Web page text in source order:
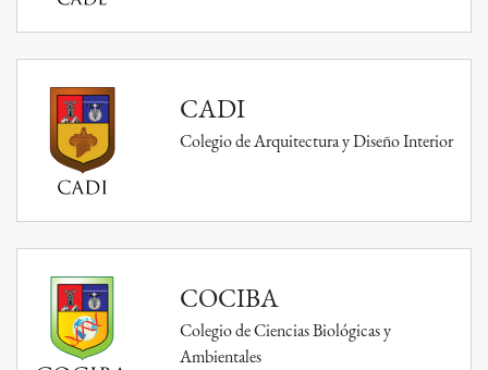
CADI
Colegio de Arquitectura y Diseño Interior
COCIBA
Colegio de Ciencias Biológicas y
Ambientales